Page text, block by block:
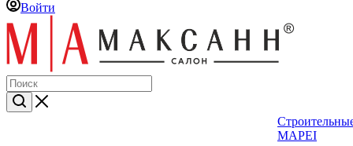
Войти
MAPEI